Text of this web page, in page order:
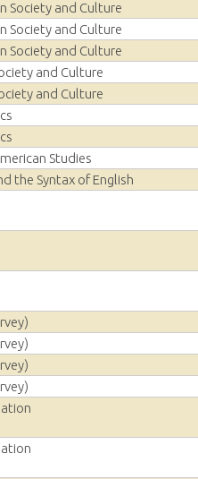
Society and Culture
Society and Culture
Society and Culture
and Culture
and Culture
Studies
the Syntax of English